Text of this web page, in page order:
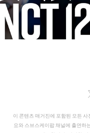
이 콘텐츠 매거진에 포함된 모든 사
요와 스브스케이팝 채널에 출연하